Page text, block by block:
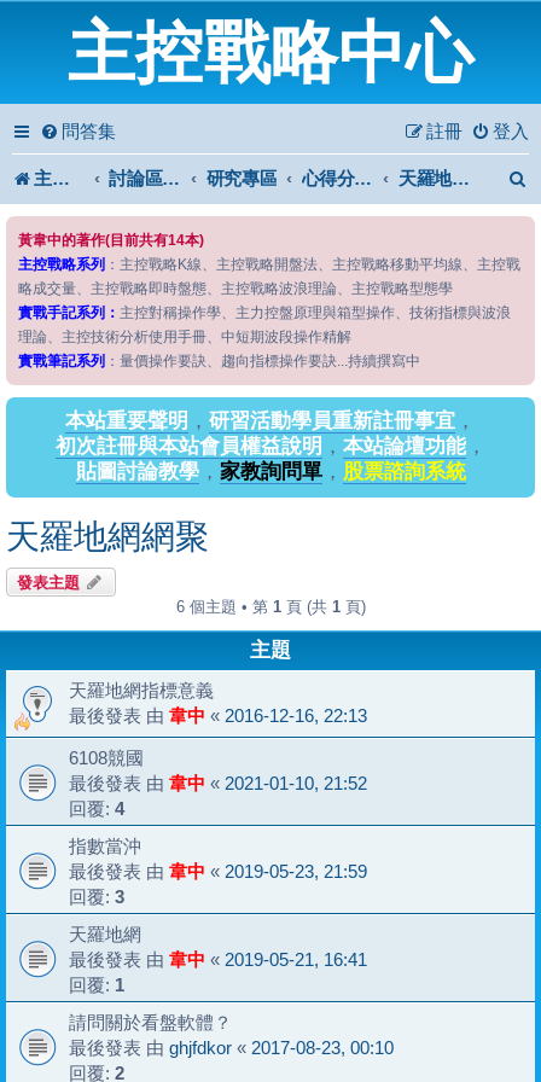
主控戰略中心
問答集 登入
註冊
主控戰略中心 討論區首頁 研究專區 心得分享專區 天羅地網網聚
黃韋中的著作(目前共有14本)
主控戰略系列 ：主控戰略K線、主控戰略開盤法、主控戰略移動平均線、主控戰
略成交量、主控戰略即時盤態、主控戰略波浪理論、主控戰略型態學
實戰手記系列： 主控對稱操作學、主力控盤原理與箱型操作、技術指標與波浪
理論、主控技術分析使用手冊、中短期波段操作精解
實戰筆記系列 ：量價操作要訣、趨向指標操作要訣...持續撰寫中
本站重要聲明 ， 研習活動學員重新註冊事宜 ，
初次註冊與本站會員權益說明 ， 本站論壇功能，
貼圖討論教學， 家教詢問單， 股票諮詢系統
天羅地網網聚
發表主題
6 個主題 • 第 1頁 (共 1頁)
主題
天羅地網指標意義
最後發表 由 韋中 « 2016-12-16, 22:13
6108競國
最後發表 由 韋中 « 2021-01-10, 21:52
回覆: 4
指數當沖
最後發表 由 韋中 « 2019-05-23, 21:59
回覆: 3
天羅地網
最後發表 由 韋中 « 2019-05-21, 16:41
回覆: 1
請問關於看盤軟體？
最後發表 由 ghjfdkor « 2017-08-23, 00:10
回覆: 2